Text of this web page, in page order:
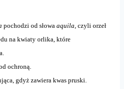
pochodzi od słowa aquila , czyli orzeł
na kwiaty orlika, które
ochroną.
gdyż zawiera kwas pruski.